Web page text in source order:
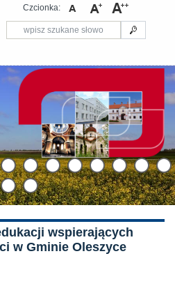
Czcionka:
wspierających
w Gminie Oleszyce